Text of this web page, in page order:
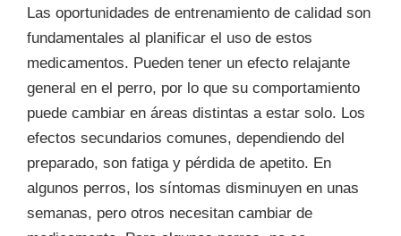
Las oportunidades de entrenamiento de calidad son
fundamentales al planificar el uso de estos
medicamentos. Pueden tener un efecto relajante
general en el perro, por lo que su comportamiento
puede cambiar en áreas distintas a estar solo. Los
efectos secundarios comunes, dependiendo del
preparado, son fatiga y pérdida de apetito. En
algunos perros, los síntomas disminuyen en unas
semanas, pero otros necesitan cambiar de